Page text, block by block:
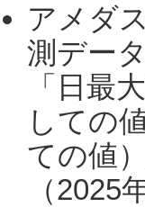
アメダ
測デー
「日最
しての
ての値
（2025